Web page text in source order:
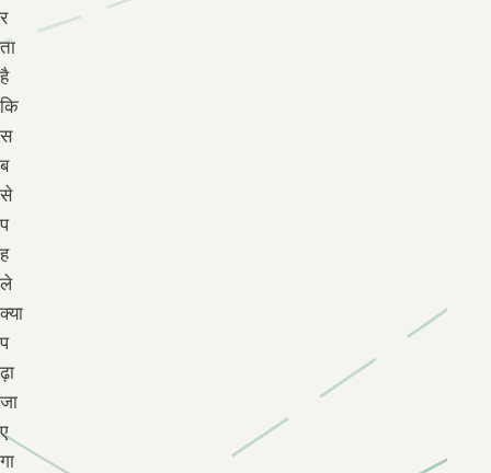
र
ता
है
कि
स
ब
से
प
ह
ले
क्या
प
ढ़ा
जा
ए
गा